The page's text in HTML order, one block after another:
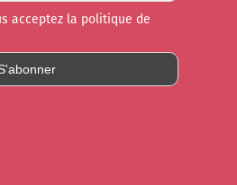
acceptez la politique de